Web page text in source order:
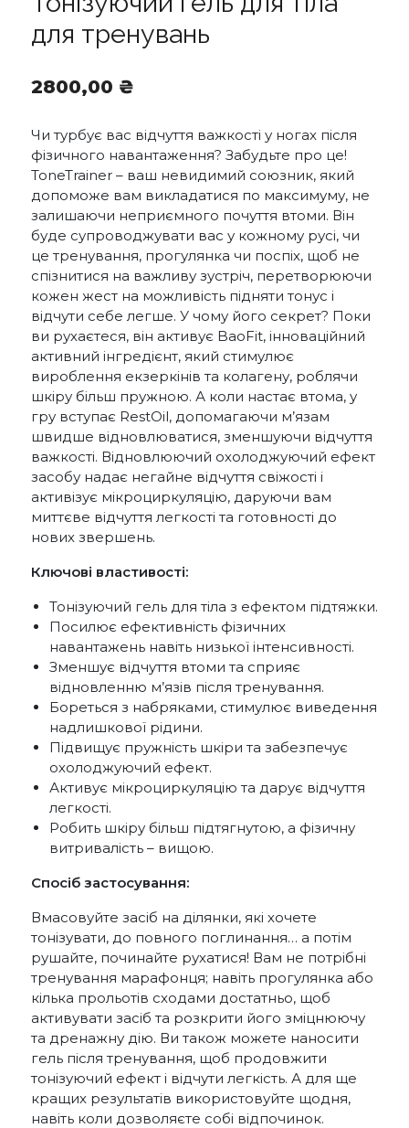
для тренувань
2800,00 ₴
Чи турбує вас відчуття важкості у ногах після
фізичного навантаження? Забудьте про це!
ToneTrainer – ваш невидимий союзник, який
допоможе вам викладатися по максимуму, не
залишаючи неприємного почуття втоми. Він
буде супроводжувати вас у кожному русі, чи
це тренування, прогулянка чи поспіх, щоб не
спізнитися на важливу зустріч, перетворюючи
кожен жест на можливість підняти тонус і
відчути себе легше. У чому його секрет? Поки
ви рухаєтеся, він активує BaoFit, інноваційний
активний інгредієнт, який стимулює
вироблення екзеркінів та колагену, роблячи
шкіру більш пружною. А коли настає втома, у
гру вступає RestOil, допомагаючи м’язам
швидше відновлюватися, зменшуючи відчуття
важкості. Відновлюючий охолоджуючий ефект
засобу надає негайне відчуття свіжості і
активізує мікроциркуляцію, даруючи вам
миттєве відчуття легкості та готовності до
нових звершень.
Ключові властивості:
Тонізуючий гель для тіла з ефектом підтяжки.
Посилює ефективність фізичних
навантажень навіть низької інтенсивності.
Зменшує відчуття втоми та сприяє
відновленню м’язів після тренування.
Бореться з набряками, стимулює виведення
надлишкової рідини.
Підвищує пружність шкіри та забезпечує
охолоджуючий ефект.
Активує мікроциркуляцію та дарує відчуття
легкості.
Робить шкіру більш підтягнутою, а фізичну
витривалість – вищою.
Спосіб застосування:
Вмасовуйте засіб на ділянки, які хочете
тонізувати, до повного поглинання… а потім
рушайте, починайте рухатися! Вам не потрібні
тренування марафонця; навіть прогулянка або
кілька прольотів сходами достатньо, щоб
активувати засіб та розкрити його зміцнюючу
та дренажну дію. Ви також можете наносити
гель після тренування, щоб продовжити
тонізуючий ефект і відчути легкість. А для ще
кращих результатів використовуйте щодня,
навіть коли дозволяєте собі відпочинок.